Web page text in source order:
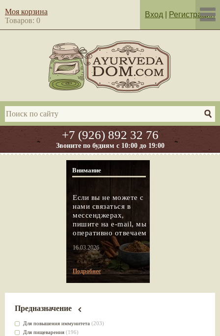
+7 (926) 892 32 76
Звоните по будням с 10:00 до 19:00
Моя корзина
Товаров: 0
Вход Регистрация
Внимание
Если вы не можете с
нами связаться в
мессенджерах,
пишите на e-mail, мы
оперативно отвечаем
16.03.2026
Подробнее
Предназначение
Для повышения иммунитета (203)
Для пищеварения (196)